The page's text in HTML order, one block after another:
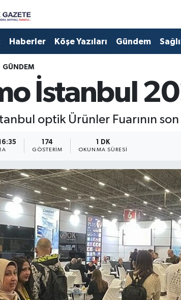
Haberler Köşe Yazıları Gündem
GÜNDEM
İstanbul
optik Ürünler Fuarının
174
GÖSTERIM
1 DK
OKUNMA SÜRESI
ve Fikstür